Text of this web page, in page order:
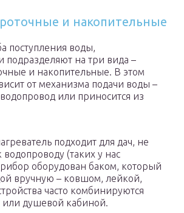
и накопительные
поступления воды,
подразделяют на три вида –
и накопительные. В этом
от механизма подачи воды –
водопровод или приносится из
подходит для дач, не
(таких у нас
оборудован баком, который
вручную – ковшом, лейкой,
часто комбинируются
или душевой кабиной.